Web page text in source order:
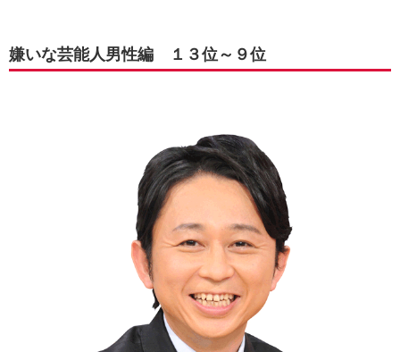
嫌いな芸能人男性編 １３位～９位